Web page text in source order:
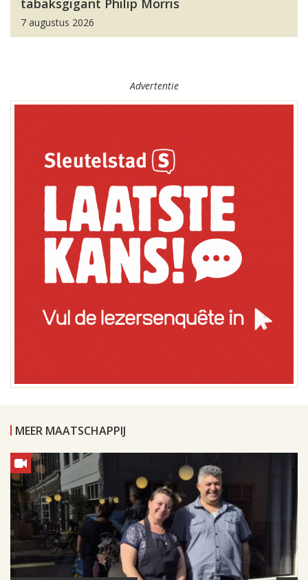
tabaksgigant Philip Morris
7 augustus 2026
Advertentie
MEER MAATSCHAPPIJ